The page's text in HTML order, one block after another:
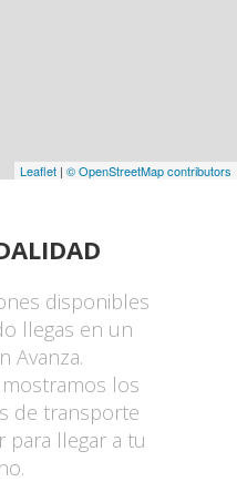
Leaflet | © OpenStreetMap contributors
disponibles
llegas en un
Avanza.
los
de transporte
para llegar a tu